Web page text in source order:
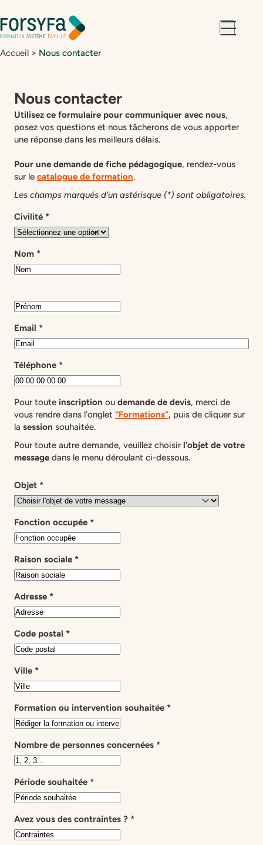
navigation
contenu
Accueil > Nous contacter
Nous contacter
Utilisez ce formulaire pour communiquer avec nous,
posez vos questions et nous tâcherons de vous apporter
une réponse dans les meilleurs délais.
Pour une demande de fiche pédagogique, rendez-vous
sur le catalogue de formation.
N
u
s
o
n
c
e
r
Les champs marqués d’un astérisque (*) sont obligatoires.
Civilité *
Nom *
Email *
Téléphone *
Pour toute inscription ou demande de devis, merci de
vous rendre dans l’onglet “Formations”, puis de cliquer sur
la session souhaitée.
Pour toute autre demande, veuillez choisir l’objet de votre
message dans le menu déroulant ci-dessous.
Objet *
Fonction occupée *
Raison sociale *
Adresse *
Code postal *
Ville *
Formation ou intervention souhaitée *
Nombre de personnes concernées *
Période souhaitée *
Avez vous des contraintes ? *